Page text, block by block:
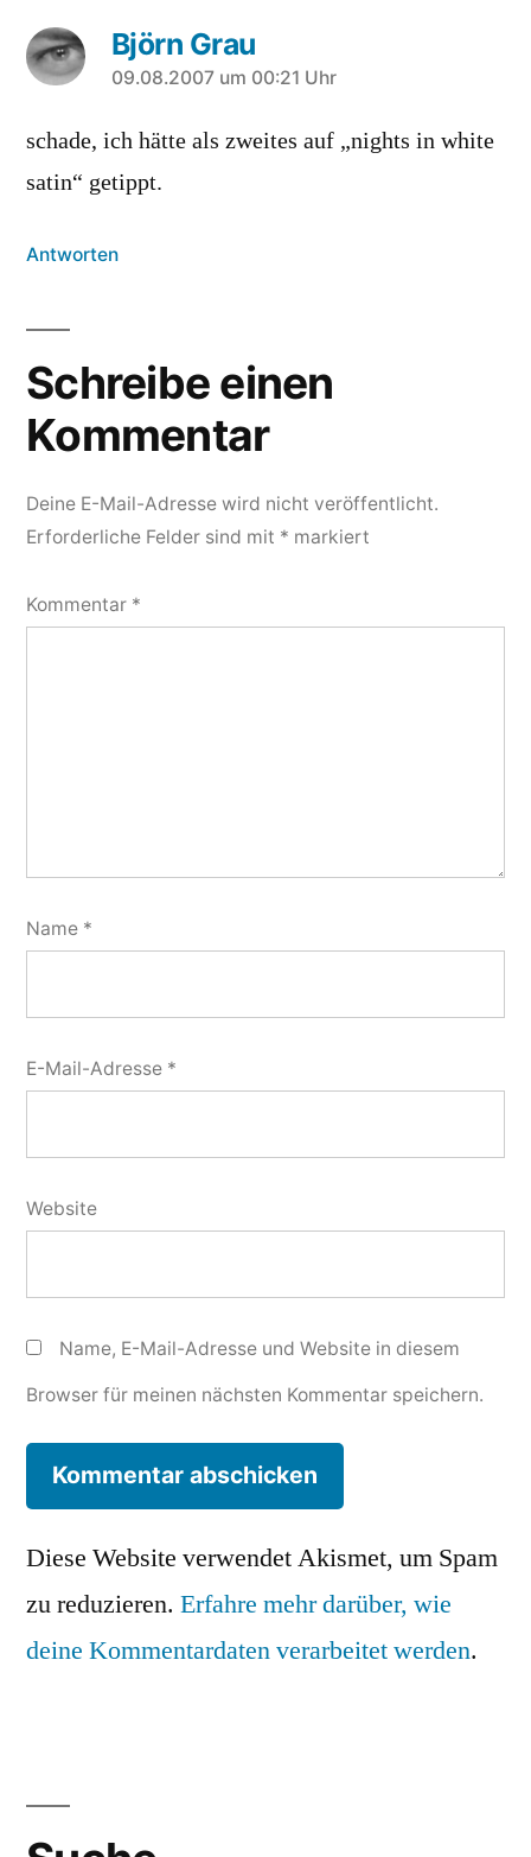
Björn Grau
sagt:
09.08.2007 um 00:21 Uhr
schade, ich hätte als zweites auf „nights in white
satin“ getippt.
Antworten
Schreibe einen
Kommentar
Deine E-Mail-Adresse wird nicht veröffentlicht.
Erforderliche Felder sind mit * markiert
Kommentar *
Name *
E-Mail-Adresse *
Website
Name, E-Mail-Adresse und Website in diesem
Browser für meinen nächsten Kommentar speichern.
Diese Website verwendet Akismet, um Spam
zu reduzieren. Erfahre mehr darüber, wie
deine Kommentardaten verarbeitet werden.